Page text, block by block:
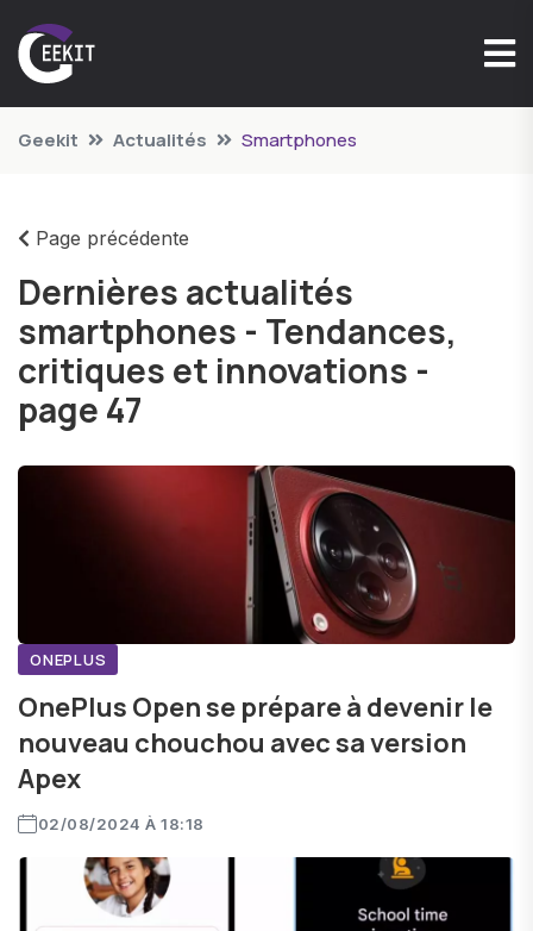
Geekit Actualités Smartphones
Page précédente
Dernières actualités
smartphones - Tendances,
critiques et innovations -
page 47
ONEPLUS
OnePlus Open se prépare à devenir le
nouveau chouchou avec sa version
Apex
02/08/2024 À 18:18